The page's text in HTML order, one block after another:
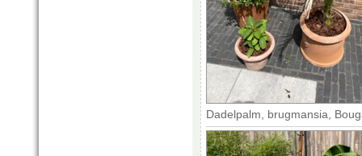
Dadelpalm, brugmansia,